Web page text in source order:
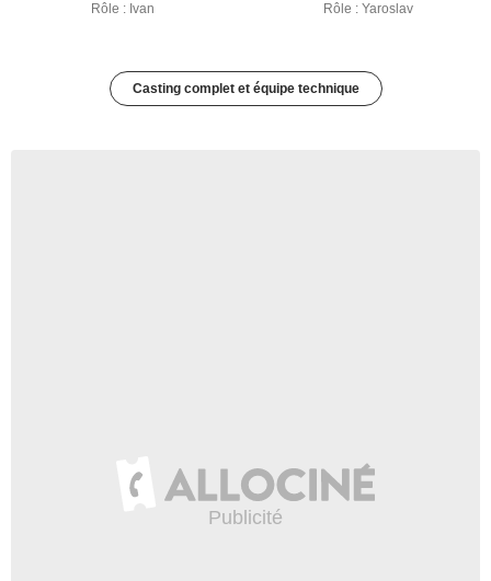
Rôle : Ivan Rôle : Yaroslav
Casting complet et équipe technique